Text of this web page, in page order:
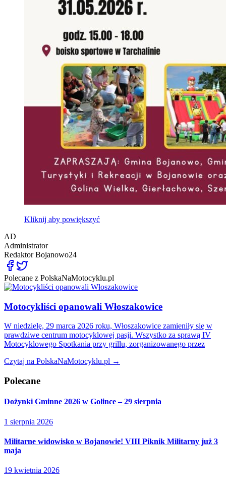
Kliknij aby powiększyć
AD
Administrator
RedaktorBojanowo24
Polecane z PolskaNaMotocyklu.pl
Motocykliści opanowali Włoszakowice
W niedzielę, 29 marca 2026 roku, Włoszakowice zamieniły się w
prawdziwe centrum motocyklowej pasji. Wszystko za sprawą IV
Motocyklowego Spotkania przy grillu, zorganizowanego przez
Czytaj na PolskaNaMotocyklu.pl →
Polecane
Dożynki Gminne 2026 w Golince – 29 sierpnia
1 sierpnia 2026
Militarne widowisko w Bojanowie! VIII Piknik Militarny już 3
maja
19 kwietnia 2026